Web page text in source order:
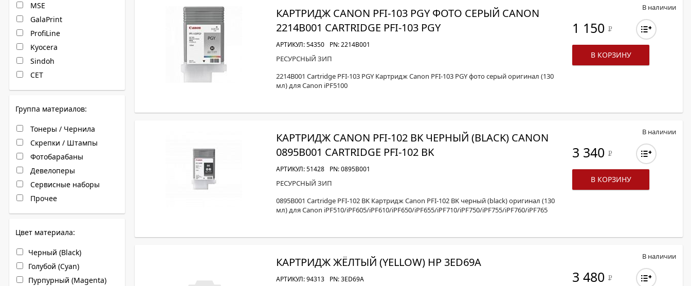
MSE
GalaPrint
ProfiLine
Kyocera
Sindoh
CET
Группа материалов:
Тонеры / Чернила
Скрепки / Штампы
Фотобарабаны
Девелоперы
Сервисные наборы
Прочее
Цвет материала:
Черный (Black)
Голубой (Cyan)
Пурпурный (Magenta)
КАРТРИДЖ CANON PFI-103 PGY ФОТО СЕРЫЙ CANON
2214B001 CARTRIDGE PFI-103 PGY
АРТИКУЛ: 54350 PN: 2214B001
РЕСУРСНЫЙ ЗИП
2214B001 Cartridge PFI-103 PGY Картридж Canon PFI-103 PGY фото серый оригинал (130
мл) для Canon iPF5100
В наличии
1 150Р
В КОРЗИНУ
КАРТРИДЖ CANON PFI-102 BK ЧЕРНЫЙ (BLACK) CANON
0895B001 CARTRIDGE PFI-102 BK
АРТИКУЛ: 51428 PN: 0895B001
РЕСУРСНЫЙ ЗИП
0895B001 Cartridge PFI-102 BK Картридж Canon PFI-102 BK черный (black) оригинал (130
мл) для Canon iPF510/iPF605/iPF610/iPF650/iPF655/iPF710/iPF750/iPF755/iPF760/iPF765
В наличии
3 340Р
В КОРЗИНУ
КАРТРИДЖ ЖЁЛТЫЙ (YELLOW) HP 3ED69A
АРТИКУЛ: 94313 PN: 3ED69A
В наличии
3 480Р